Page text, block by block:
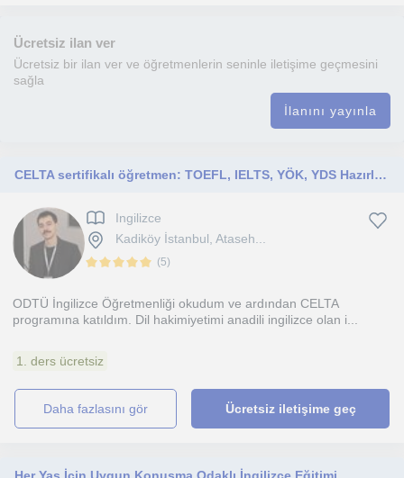
Ücretsiz ilan ver
Ücretsiz bir ilan ver ve öğretmenlerin seninle iletişime geçmesini
sağla
İlanını yayınla
CELTA sertifikalı öğretmen: TOEFL, IELTS, YÖK, YDS Hazırlık; Konuşma ve Telaffuz dersleri
Ingilizce
Kadiköy İstanbul, Ataseh...
(5)
ODTÜ İngilizce Öğretmenliği okudum ve ardından CELTA
programına katıldım. Dil hakimiyetimi anadili ingilizce olan i...
1. ders ücretsiz
daha fazlasını gör Ücretsiz iletişime geç